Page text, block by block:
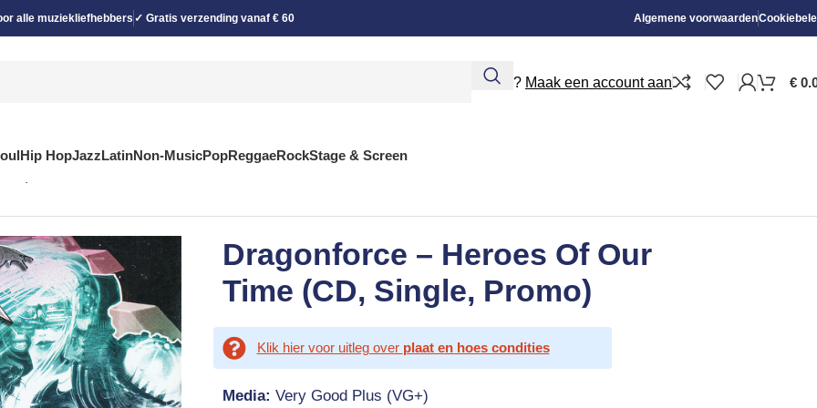
alle muziekliefhebbers ✓ Gratis verzending vanaf € 60 Algemene voorwaarden
Nieuw? Maak een account aan €
Hip HopJazzLatinNon-MusicPopReggaeRockStage & Screen
Dragonforce – Heroes Of Our
Time (CD, Single, Promo)
Klik hier voor uitleg over plaat en hoes condities
Media: Very Good Plus (VG+)